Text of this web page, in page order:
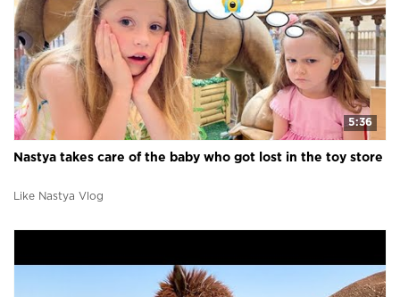
5:36
Nastya takes care of the baby who got lost in the toy store
Like Nastya Vlog